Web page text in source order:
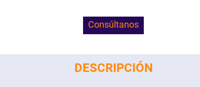
Consúltanos
DESCRIPCIÓN